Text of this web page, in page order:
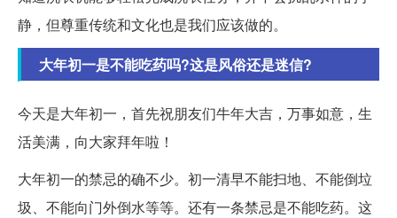
静，但尊重传统和文化也是我们应该做的。
大年初一是不能吃药吗?这是风俗还是迷信?
今天是大年初一，首先祝朋友们牛年大吉，万事如意，生
活美满，向大家拜年啦！
大年初一的禁忌的确不少。初一清早不能扫地、不能倒垃
圾、不能向门外倒水等等。还有一条禁忌是不能吃药。这